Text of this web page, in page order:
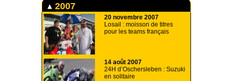
2007
20 novembre 2007
Losail : moisson de titres
pour les teams français
14 août 2007
24H d’Oschersleben : Suzuki
en solitaire